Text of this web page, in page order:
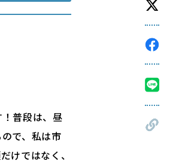
普段は、昼
で、私は市
けではなく、